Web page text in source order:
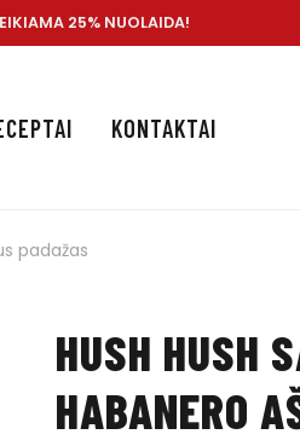
25% NUOLAIDA!
KONTAKTAI
padažas
HUSH HUSH
HABANERO